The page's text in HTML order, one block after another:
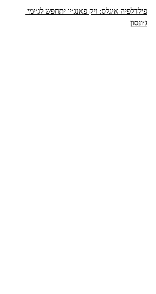
פילדלפיה איגלס: ויק פאנג׳יו יתחפש לג׳ימי
ג׳ונסון